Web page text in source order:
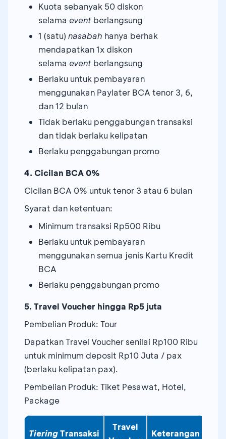
Kuota sebanyak 50 diskon
selama event berlangsung
1 (satu) nasabah hanya berhak
mendapatkan 1x diskon
selama event berlangsung
Berlaku untuk pembayaran
menggunakan Paylater BCA tenor 3, 6,
dan 12 bulan
Tidak berlaku penggabungan transaksi
dan tidak berlaku kelipatan
Berlaku penggabungan promo
4. Cicilan BCA 0%
Cicilan BCA 0% untuk tenor 3 atau 6 bulan
Syarat dan ketentuan:
Minimum transaksi Rp500 Ribu
Berlaku untuk pembayaran
menggunakan semua jenis Kartu Kredit
BCA
Berlaku penggabungan promo
5. Travel Voucher hingga Rp5 juta
Pembelian Produk: Tour
Dapatkan Travel Voucher senilai Rp100 Ribu
untuk minimum deposit Rp10 Juta / pax
(berlaku kelipatan pax).
Pembelian Produk: Tiket Pesawat, Hotel,
Package
TieringTransaksi
Travel
Keterangan